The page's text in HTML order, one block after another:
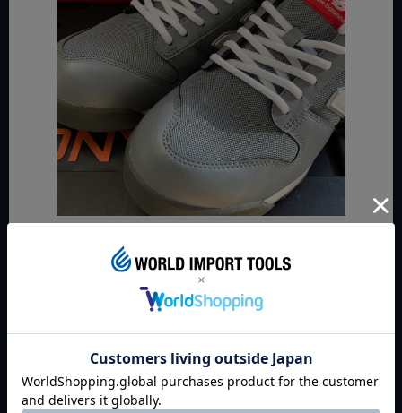
【かかと】しっかりホールドできる、踵カウンターとスタビラ
イザー機能、そして3M社製の反射素材で暗所作業の安全性を高